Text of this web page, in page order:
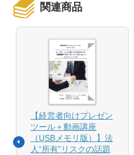
関連商品
【経営者向けプレゼン
ツール＋動画講座
（USBメモリ版）】法
人“所有”リスクの話題